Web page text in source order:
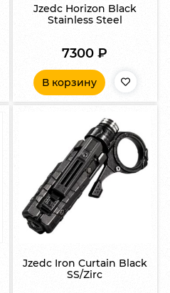
Jzedc Horizon Black
Stainless Steel
7300₽
В корзину
Jzedc Iron Curtain Black
SS/Zirc